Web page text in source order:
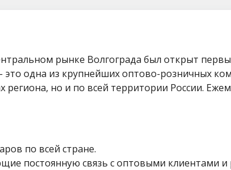
рынке Волгограда был открыт
это одна из крупнейших оптово-розничных
но и по всей территории России.
по всей стране.
постоянную связь с оптовыми клиентами